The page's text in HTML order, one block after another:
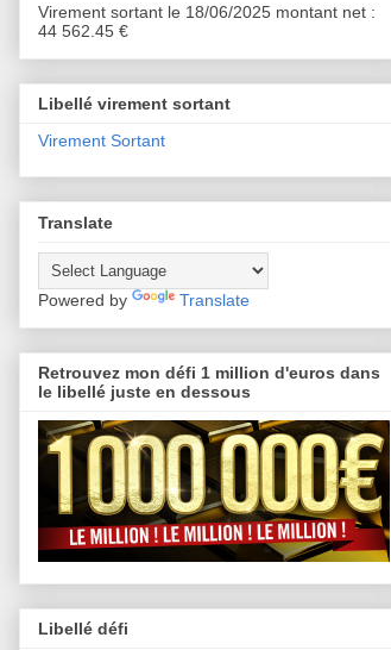
Virement sortant le 18/06/2025 montant net :
44 562.45 €
Libellé virement sortant
Virement Sortant
Translate
Powered by Translate
Retrouvez mon défi 1 million d'euros dans
le libellé juste en dessous
Libellé défi